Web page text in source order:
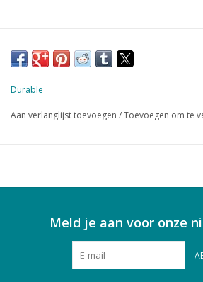
Durable
Aan verlanglijst toevoegen /Toevoegen om te
Meld je aan voor onze